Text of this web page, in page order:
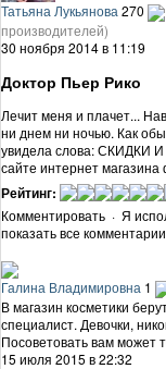
Татьяна Лукьянова 270
производителей)
30 ноября 2014 в 11:19
Доктор Пьер Рико
Лечит меня и плачет...
ни днем ни ночью. Как
увидела слова: СКИДКИ
сайте интернет магазина
Рейтинг:
Комментировать · Я
показать все
Галина Владимировна 1
В магазин косметики
специалист. Девочки,
Посоветовать вам
15 июля 2015 в 22:32